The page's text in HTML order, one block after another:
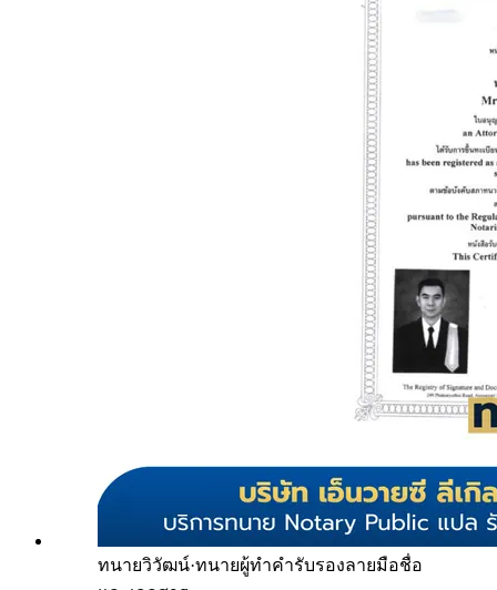
ทนายวิวัฒน์·ทนายผู้ทำคำรับรองลายมือชื่อ